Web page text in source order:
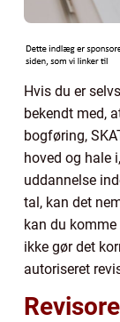
Hvis du er
bekendt med,
bogføring,
hoved og hale
uddannelse
tal, kan det
kan du
ikke gør det
autoriseret